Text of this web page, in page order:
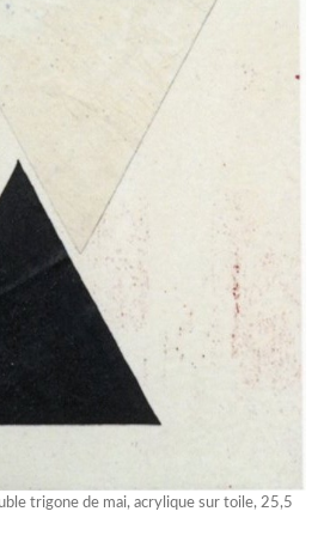
trigone de mai, acrylique sur toile, 25,5